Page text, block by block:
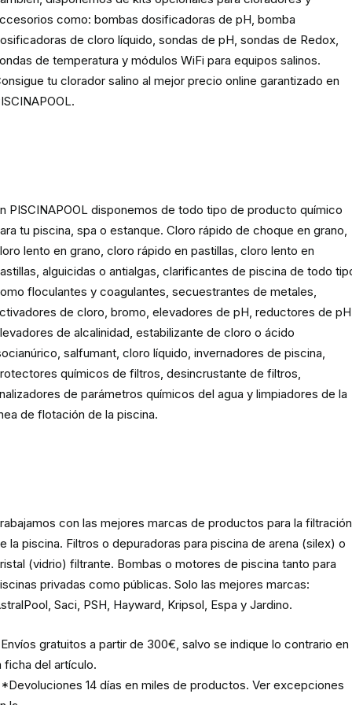
como: bombas dosificadoras de pH, bomba
de cloro líquido, sondas de pH, sondas de Redox,
de temperatura y módulos WiFi para equipos salinos.
tu clorador salino al mejor precio online garantizado en
PISCINAPOOL disponemos de todo tipo de producto químico
tu piscina, spa o estanque. Cloro rápido de choque en grano,
lento en grano, cloro rápido en pastillas, cloro lento en
alguicidas o antialgas, clarificantes de piscina de todo
floculantes y coagulantes, secuestrantes de metales,
de cloro, bromo, elevadores de pH, reductores de
de alcalinidad, estabilizante de cloro o ácido
salfumant, cloro líquido, invernadores de piscina,
químicos de filtros, desincrustante de filtros,
de parámetros químicos del agua y limpiadores de la
de flotación de la piscina.
con las mejores marcas de productos para la filtración
la piscina. Filtros o depuradoras para piscina de arena (silex) o
(vidrio) filtrante. Bombas o motores de piscina tanto para
privadas como públicas. Solo las mejores marcas:
Saci, PSH, Hayward, Kripsol, Espa y Jardino.
gratuitos a partir de 300€, salvo se indique lo contrario en
ficha del artículo.
14 días en miles de productos. Ver excepciones